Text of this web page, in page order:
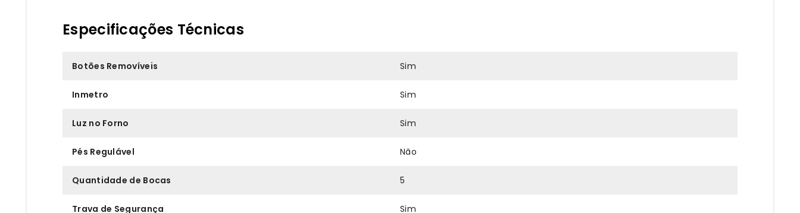
Especificações Técnicas
Botões Removíveis Sim
Inmetro Sim
Luz no Forno Sim
Pés Regulável Não
Quantidade de Bocas 5
Trava de Segurança Sim